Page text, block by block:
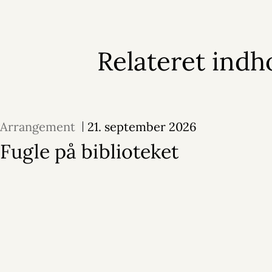
Relateret
Arrangement 21. september 2026
Fugle på biblioteket